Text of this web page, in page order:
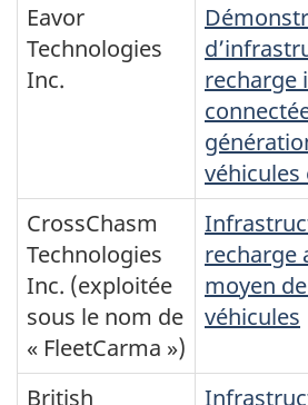
Eavor
Technologies
Inc.
recharge
véhicules
CrossChasm
Technologies
Inc. (exploitée
sous le nom de
« FleetCarma »)
recharge
moyen
véhicules
British